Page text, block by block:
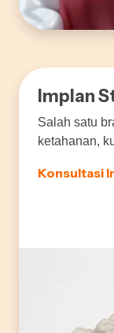
Implan
Salah satu
ketahanan,
Konsultasi